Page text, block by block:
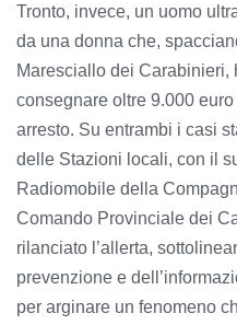
Tronto, invece, un uomo
da una donna che,
Maresciallo dei Carabinieri,
consegnare oltre 9.000
arresto. Su entrambi i casi
delle Stazioni locali, con il
Radiomobile della
Comando Provinciale dei
rilanciato l’allerta,
prevenzione e
per arginare un fenomeno